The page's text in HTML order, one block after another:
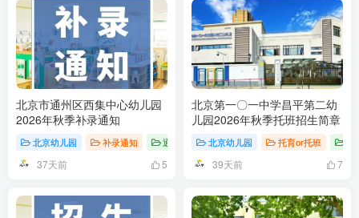
北京市通州区西集中心幼儿园
2026年秋季补录通知
北京幼儿园 补录通知 通州区
37天前 5
北京第一〇一中学昌平第二幼
儿园2026年秋季托班招生简章
北京幼儿园 托育or托班
39天前 7